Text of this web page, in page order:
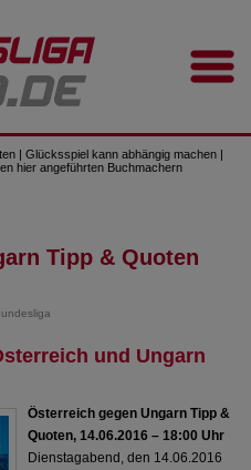
| Glücksspiel kann abhängig machen |
hier angeführten Buchmachern
Tipp & Quoten
und Ungarn
Österreich gegen Ungarn Tipp &
Quoten, 14.06.2016 – 18:00 Uhr
Dienstagabend, den 14.06.2016